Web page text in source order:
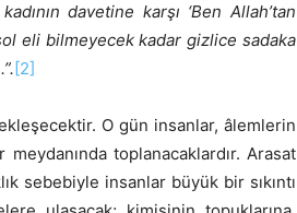
davetine karşı ‘Ben Allah’tan
eli bilmeyecek kadar gizlice sadaka
[2]
O gün insanlar, âlemlerin
toplanacaklardır. Arasat
sebebiyle insanlar büyük bir sıkıntı